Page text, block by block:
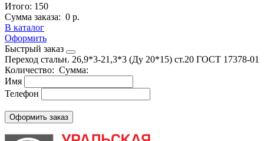
Итого: 150
Сумма заказа: 0 р.
В каталог
Оформить
Быстрый заказ
Переход стальн. 26,9*3-21,3*3 (Ду 20*15) ст.20 ГОСТ 17378-01
Количество: Сумма:
Имя
Телефон